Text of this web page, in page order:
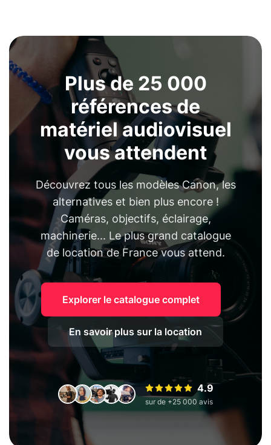
Plus de 25 000
références de
matériel audiovisuel
vous attendent
Découvrez tous les modèles Canon, les
alternatives et bien plus encore !
Caméras, objectifs, éclairage,
machinerie... Le plus grand catalogue
de location de France vous attend.
Explorer le catalogue complet
En savoir plus sur la location
4.9
sur de +25 000 avis